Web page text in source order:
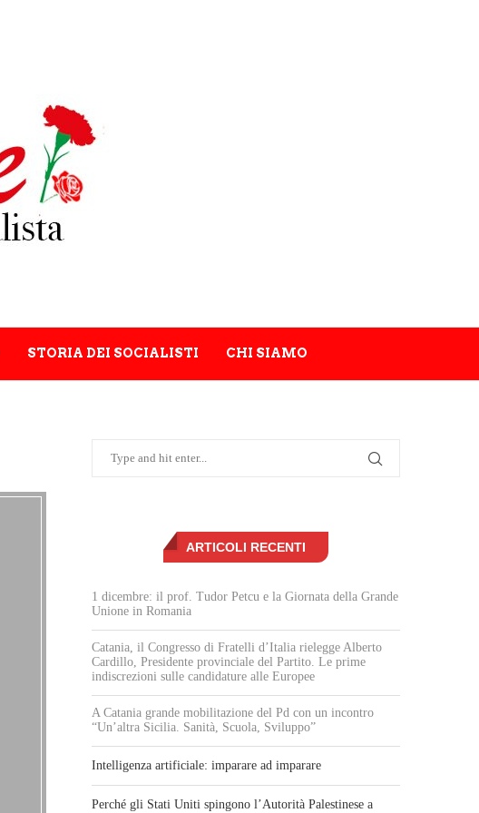
STORIA DEI SOCIALISTI CHI SIAMO
ARTICOLI RECENTI
1 dicembre: il prof. Tudor Petcu e la Giornata della Grande
Unione in Romania
Catania, il Congresso di Fratelli d’Italia rielegge Alberto
Cardillo, Presidente provinciale del Partito. Le prime
indiscrezioni sulle candidature alle Europee
A Catania grande mobilitazione del Pd con un incontro
“Un’altra Sicilia. Sanità, Scuola, Sviluppo”
Intelligenza artificiale: imparare ad imparare
Perché gli Stati Uniti spingono l’Autorità Palestinese a